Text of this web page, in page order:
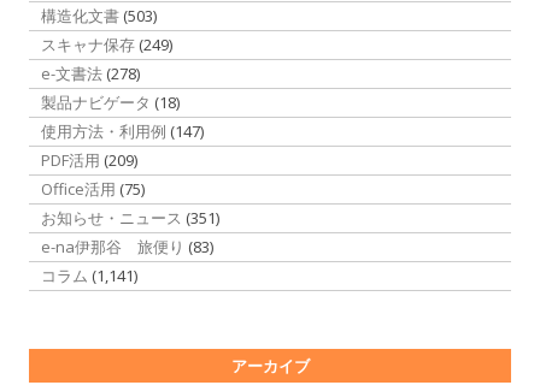
構造化文書 (503)
スキャナ保存 (249)
e-文書法 (278)
製品ナビゲータ (18)
使用方法・利用例 (147)
PDF活用 (209)
Office活用 (75)
お知らせ・ニュース (351)
e-na伊那谷 旅便り (83)
コラム (1,141)
アーカイブ